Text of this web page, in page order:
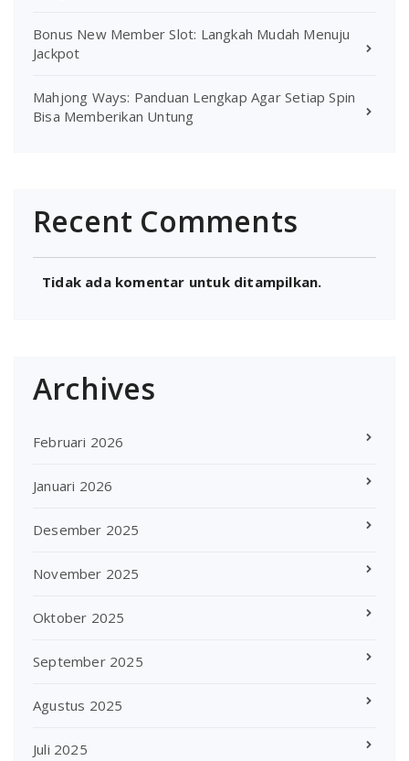
Bonus New Member Slot: Langkah Mudah Menuju
Jackpot
Mahjong Ways: Panduan Lengkap Agar Setiap Spin
Bisa Memberikan Untung
Recent Comments
Tidak ada komentar untuk ditampilkan.
Archives
Februari 2026
Januari 2026
Desember 2025
November 2025
Oktober 2025
September 2025
Agustus 2025
Juli 2025